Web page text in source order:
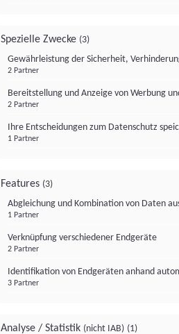
Spezielle Zwecke (3)
Gewährleistung der Sicherheit,
2 Partner
Bereitstellung und Anzeige von Werbung
2 Partner
Ihre Entscheidungen zum Datenschutz
1 Partner
Features (3)
Abgleichung und Kombination von Daten
1 Partner
Verknüpfung verschiedener Endgeräte
2 Partner
Identifikation von Endgeräten anhand
3 Partner
Analyse / Statistik (nicht IAB) (1)